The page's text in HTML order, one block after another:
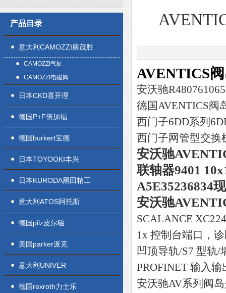
产品目录
意大利CAMOZZI康茂胜
CAMOZZI气缸
CAMOZZI电磁阀
日本CKD喜开理
德国P+F倍加福
德国burkert宝德
日本TOYOOKI丰兴
日本KURODA黑田精工
意大利ATOS阿托斯
德国pilz皮尔磁
美国parker派克
意大利UNIVER
德国rexroth力士乐
AVENTICS
安沃驰
德国AVENTICS阀
西门子6DD系列
西门子网管型交换
安沃驰
联轴器9401
A5E35236834
安沃驰
SCALANCE
1x 控制台端口，
凹顶导轨/S7 型轨/
PROFINET 输入
安沃驰AV系列阀